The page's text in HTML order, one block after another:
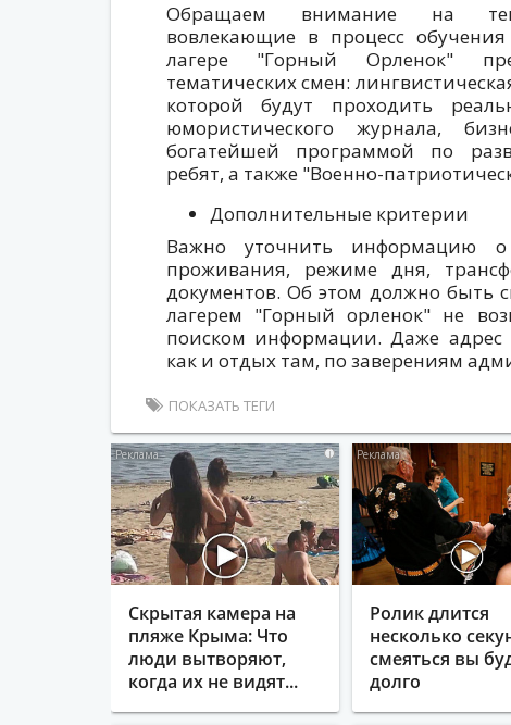
Обращаем внимание на
вовлекающие в процесс
лагере "Горный Орленок"
тематических смен:
которой будут проходить
юмористического журнала,
богатейшей программой по
ребят, а также "Военно-
Дополнительные критерии
Важно уточнить информацию
проживания, режиме дня,
документов. Об этом должно быть
лагерем "Горный орленок" не
поиском информации. Даже адрес
как и отдых там, по заверениям
ПОКАЗАТЬ ТЕГИ
i
Скрытая камера на
пляже Крыма: Что
люди вытворяют,
когда их не видят...
Ролик длится
несколько
смеяться вы
долго